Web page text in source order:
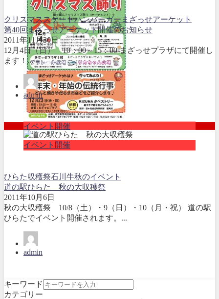
イベント開催
クリスマススケートハンバーガー まざっせアーケット
第40回まざっせアーケット開催のお知らせ
2011年11月30日
12月4日（日） 10：00～15：00 まざっせプラザにて開催し
ます！...
admin
イベント開催
ひらた収穫祭石川牛秋のイベント
道の駅ひらた 秋の大収穫祭
2011年10月6日
秋の大収穫祭 10/8（土）・9（日）・10（月・祝） 道の駅
ひらたでイベント開催されます。...
admin
キーワード
カテゴリー